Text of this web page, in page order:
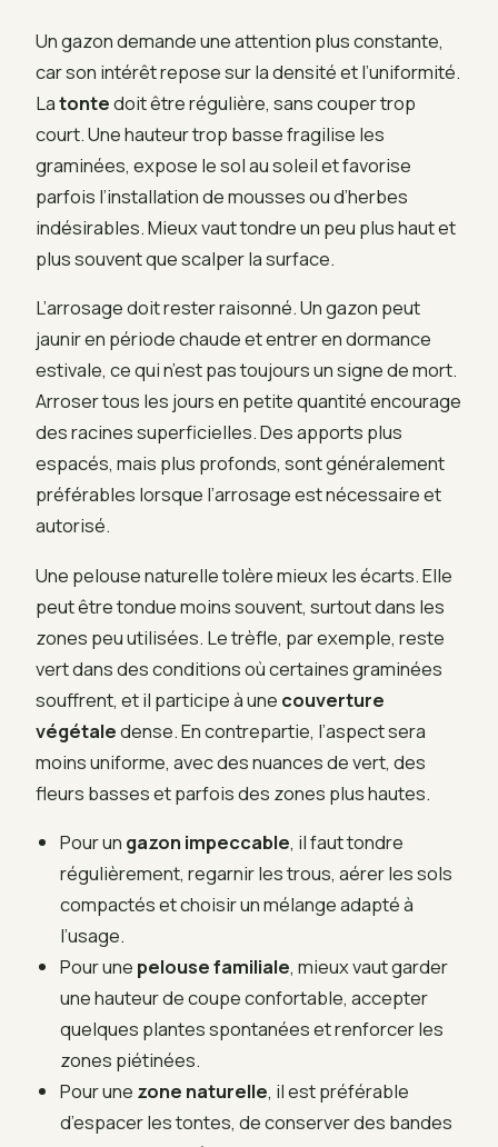
Un gazon demande une attention plus constante,
car son intérêt repose sur la densité et l’uniformité.
Latontedoit être régulière, sans couper trop
court. Une hauteur trop basse fragilise les
graminées, expose le sol au soleil et favorise
parfois l’installation de mousses ou d’herbes
indésirables. Mieux vaut tondre un peu plus haut et
plus souvent que scalper la surface.
L’arrosage doit rester raisonné. Un gazon peut
jaunir en période chaude et entrer en dormance
estivale, ce qui n’est pas toujours un signe de mort.
Arroser tous les jours en petite quantité encourage
des racines superficielles. Des apports plus
espacés, mais plus profonds, sont généralement
préférables lorsque l’arrosage est nécessaire et
autorisé.
Une pelouse naturelle tolère mieux les écarts. Elle
peut être tondue moins souvent, surtout dans les
zones peu utilisées. Le trèfle, par exemple, reste
vert dans des conditions où certaines graminées
souffrent, et il participe à une couverture
végétaledense. En contrepartie, l’aspect sera
moins uniforme, avec des nuances de vert, des
fleurs basses et parfois des zones plus hautes.
Pour un gazon impeccable, il faut tondre
régulièrement, regarnir les trous, aérer les sols
compactés et choisir un mélange adapté à
l’usage.
Pour une pelouse familiale, mieux vaut garder
une hauteur de coupe confortable, accepter
quelques plantes spontanées et renforcer les
zones piétinées.
Pour une zone naturelle, il est préférable
d’espacer les tontes, de conserver des bandes